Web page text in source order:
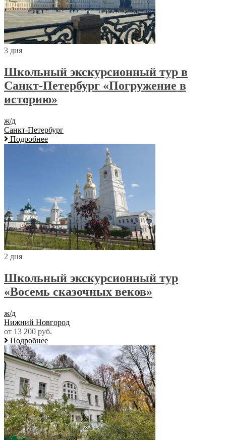
3 дня
Школьный экскурсионный тур в
Санкт-Петербург «Погружение в
историю»
ж/д
Санкт-Петербург
Подробнее
2 дня
Школьный экскурсионный тур
«Восемь сказочных веков»
ж/д
Нижний Новгород
от 13 200 руб.
Подробнее